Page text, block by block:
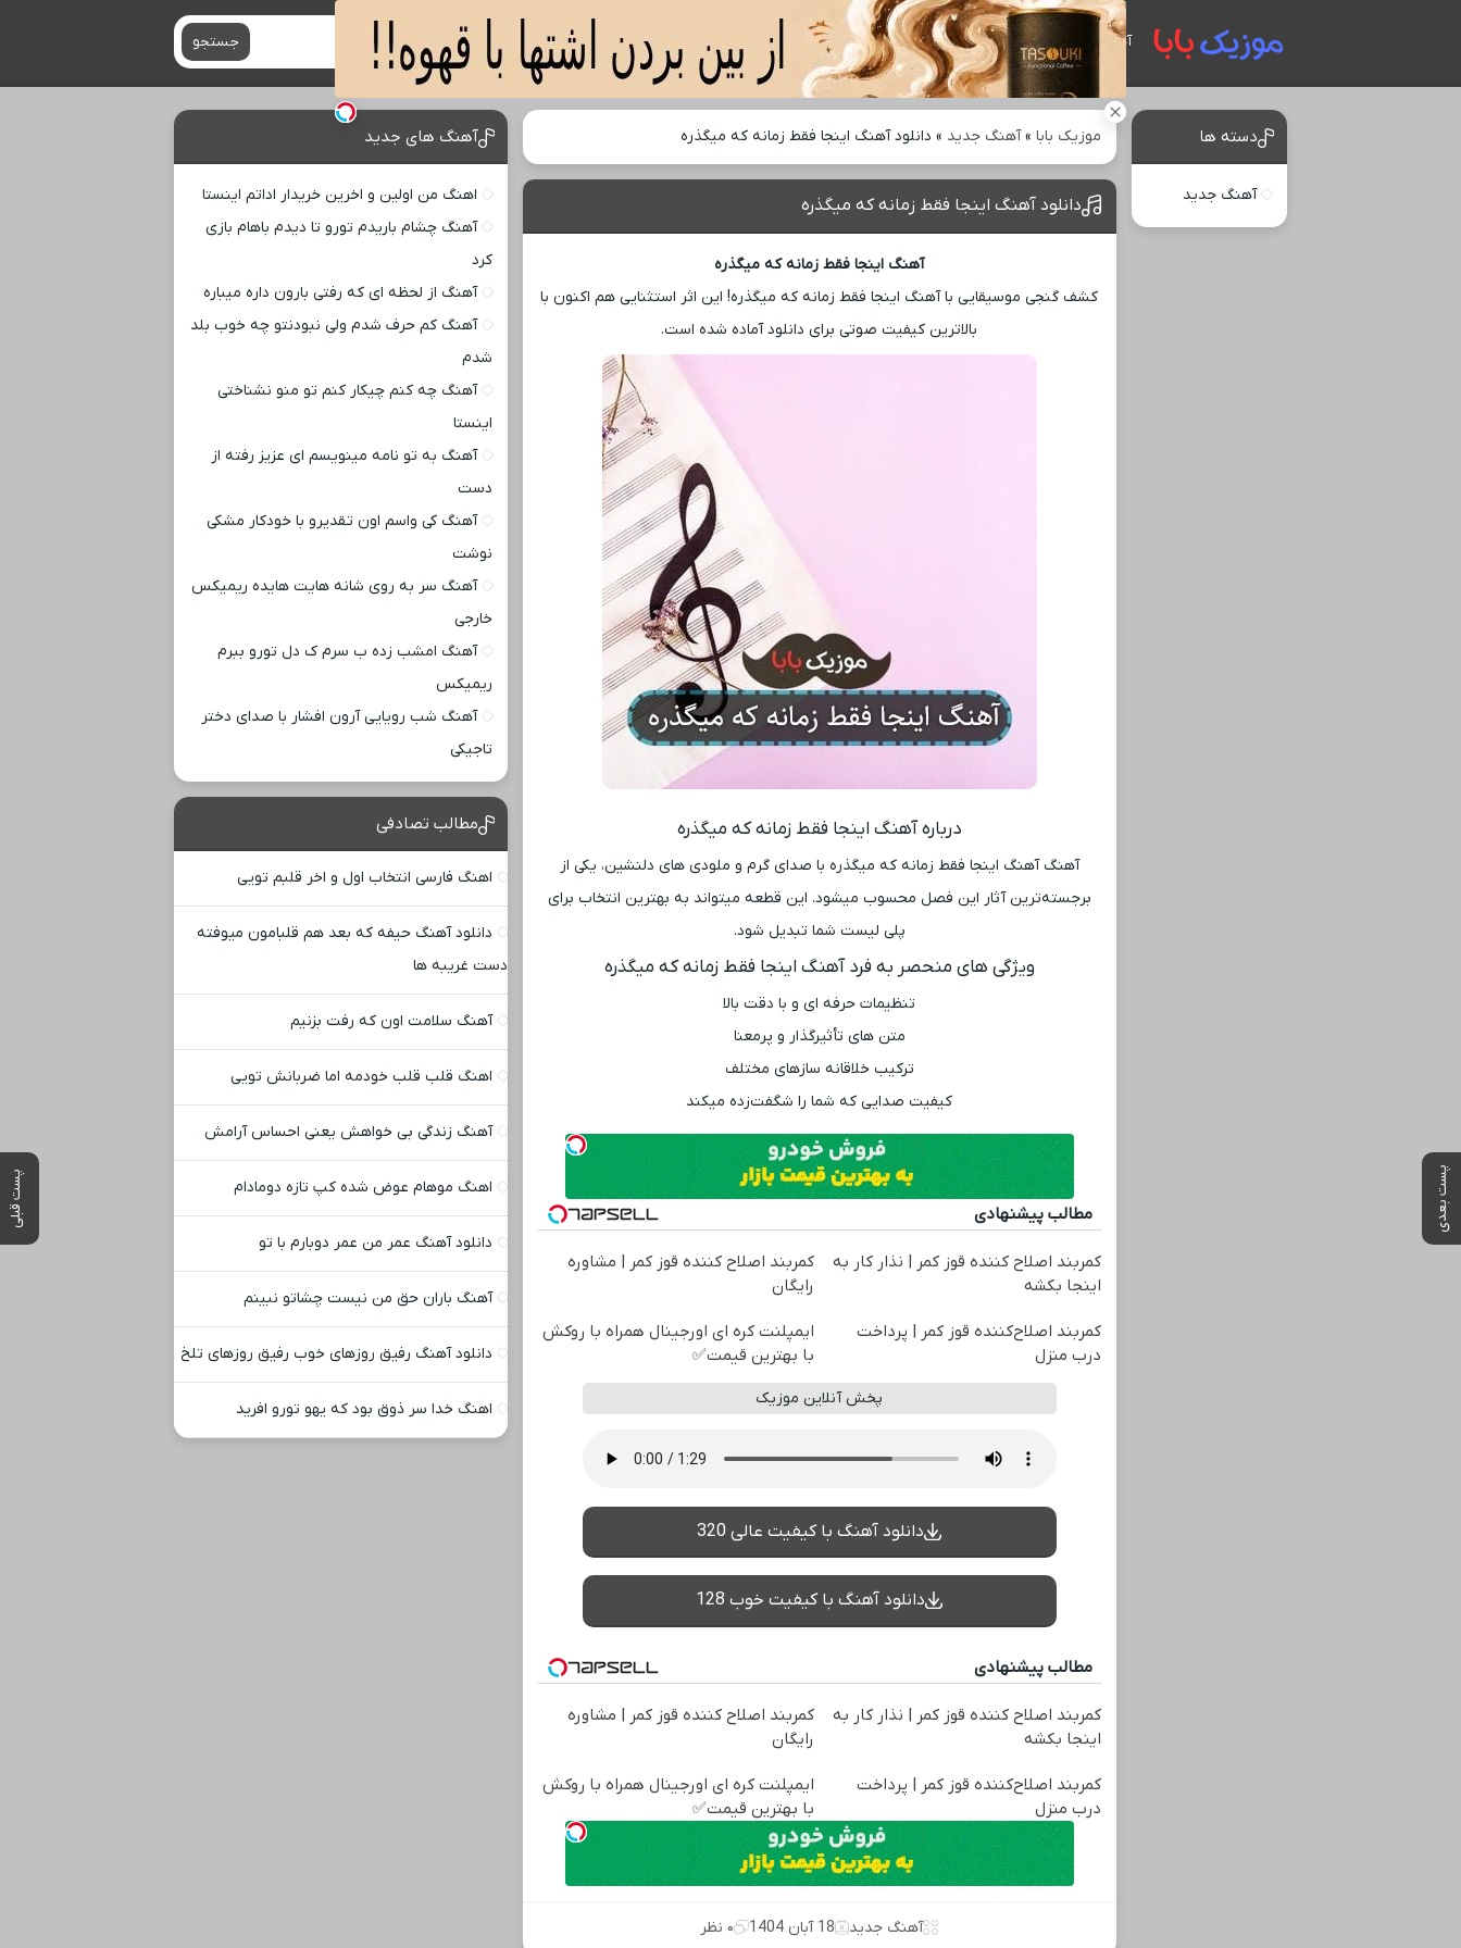
آهنگ های جدید جستجو
موزیک بابا »آهنگ جدید » دانلود آهنگ اینجا فقط زمانه که میگذره
پست بعدی پست قبلی
دانلود آهنگ اینجا فقط زمانه که میگذره
آهنگ اینجا فقط زمانه که میگذره
کشف گنجی موسیقایی با آهنگ اینجا فقط زمانه که میگذره! این اثر استثنایی هم اکنون با
بالاترین کیفیت صوتی برای دانلود آماده شده است.
درباره آهنگ اینجا فقط زمانه که میگذره
آهنگ آهنگ اینجا فقط زمانه که میگذره با صدای گرم و ملودی ‌های دلنشین، یکی از
برجسته‌ترین آثار این فصل محسوب میشود. این قطعه میتواند به بهترین انتخاب برای
پلی لیست شما تبدیل شود.
ویژگی ‌های منحصر به فرد آهنگ اینجا فقط زمانه که میگذره
تنظیمات حرفه ‌ای و با دقت بالا
متن‌ های تأثیرگذار و پرمعنا
ترکیب خلاقانه سازهای مختلف
کیفیت صدایی که شما را شگفت‌زده میکند
مطالب پیشنهادی
کمربند اصلاح کننده قوز کمر | نذار کار به
اینجا بکشه
کمربند اصلاح کننده قوز کمر | مشاوره
رایگان
کمربند اصلاح‌کننده قوز کمر | پرداخت
درب منزل
ایمپلنت کره ای اورجینال همراه با روکش
با بهترین قیمت✅
پخش آنلاین موزیک
دانلود آهنگ با کیفیت عالی 320
دانلود آهنگ با کیفیت خوب 128
مطالب پیشنهادی
کمربند اصلاح کننده قوز کمر | نذار کار به
اینجا بکشه
کمربند اصلاح کننده قوز کمر | مشاوره
رایگان
کمربند اصلاح‌کننده قوز کمر | پرداخت
درب منزل
ایمپلنت کره ای اورجینال همراه با روکش
با بهترین قیمت✅
آهنگ جدید 18 آبان 1404 ۰ نظر
دسته ها
آهنگ جدید
آهنگ های جدید
اهنگ من اولین و اخرین خریدار اداتم اینستا
آهنگ چشام باریدم تورو تا دیدم باهام بازی
کرد
آهنگ از لحظه ای که رفتی بارون داره میباره
آهنگ کم حرف شدم ولی نبودنتو چه خوب بلد
شدم
آهنگ چه کنم چیکار کنم تو منو نشناختی
اینستا
آهنگ به تو نامه مینویسم ای عزیز رفته از
دست
آهنگ کی واسم اون تقدیرو با خودکار مشکی
نوشت
آهنگ سر به روی شانه هایت هایده ریمیکس
خارجی
آهنگ امشب زده ب سرم ک دل تورو ببرم
ریمیکس
آهنگ شب رویایی آرون افشار با صدای دختر
تاجیکی
مطالب تصادفی
اهنگ فارسی انتخاب اول و اخر قلبم تویی
دانلود آهنگ حیفه که بعد هم قلبامون میوفته
دست غریبه ها
آهنگ سلامت اون که رفت بزنیم
اهنگ قلب قلب خودمه اما ضربانش تویی
آهنگ زندگی بی خواهش یعنی احساس آرامش
اهنگ موهام عوض شده کپ تازه دومادام
دانلود آهنگ عمر من عمر دوبارم با تو
آهنگ باران حق من نیست چشاتو نبینم
دانلود آهنگ رفیق روزهای خوب رفیق روزهای تلخ
اهنگ خدا سر ذوق بود که یهو تورو افرید